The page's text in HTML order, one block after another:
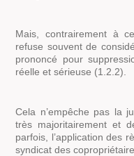
Mais, contrairement à
refuse souvent de
prononcé pour
réelle et sérieuse (1.2.2).
Cela n’empêche pas la
très majoritairement et
parfois, l’application des
syndicat des